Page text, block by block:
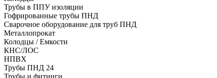
Трубы в ППУ изоляции
Гофрированные трубы ПНД
Сварочное оборудование для труб ПНД
Металлопрокат
Колодцы / Емкости
КНС/ЛОС
НПВХ
Трубы ПНД 24